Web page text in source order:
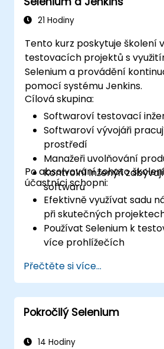
21 Hodiny
Tento kurz poskytuje školení
testovacích projektů s
Selenium a provádění
pomocí systému Jenkins.
Cílová skupina:
Softwaroví testovací
Softwaroví vývojáři
prostředí
Manažeři uvolňování
Kontrolní inženýři
softwaru
Po absolvování tohoto
účastníci schopni:
Efektivně využívat sadu
při skutečných
Používat Selenium k
více prohlížečích
nástroje Selenium Grid
Spouštět regresní testy
Selenium
Jenkins
pomocí nástroje Jenkins
Přečtěte si více...
Pokročilý Selenium
14 Hodiny